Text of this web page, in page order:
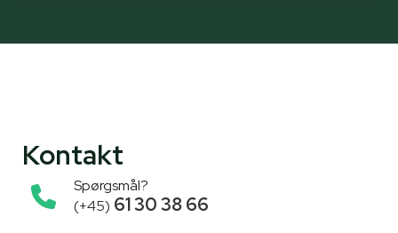
Kontakt
Spørgsmål?
(+45) 61 30 38 66